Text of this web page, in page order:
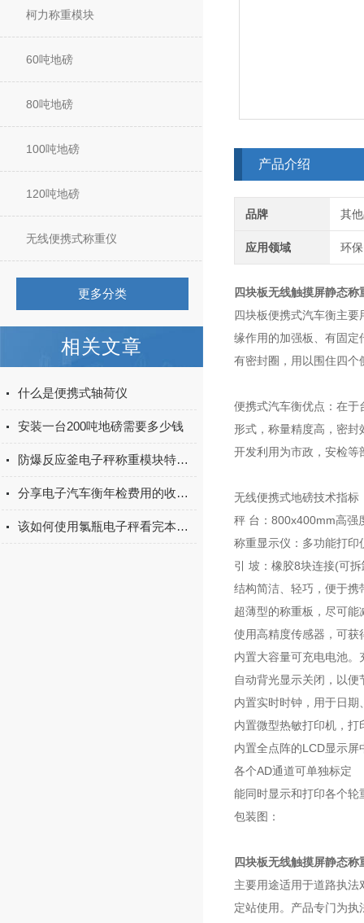
柯力称重模块
60吨地磅
80吨地磅
100吨地磅
120吨地磅
无线便携式称重仪
更多分类
相关文章
什么是便携式轴荷仪
安装一台200吨地磅需要多少钱
防爆反应釜电子秤称重模块特点及应用
分享电子汽车衡年检费用的收取标准
该如何使用氯瓶电子秤看完本篇你就知道了
产品介绍
品牌 其
应用领域 环
四块板无线触摸屏静态称
四块板便携式汽车衡主
缘作用的加强板、有固
有密封圈，用以围住四
便携式汽车衡优点：在
形式，称量精度高，密
开发利用为市政，安检等
无线便携式地磅技术指标
秤 台：800x400mm高强
称重显示仪：多功能打印
引 坡：橡胶8块连接(可
结构简洁、轻巧，便于携
超薄型的称重板，尽可
使用高精度传感器，可获
内置大容量可充电电池
自动背光显示关闭，以便
内置实时时钟，用于日期
内置微型热敏打印机，打
内置全点阵的LCD显示
各个AD通道可单独标定
能同时显示和打印各个
包装图：
四块板无线触摸屏静态称
主要用途适用于道路执
定站使用。产品专门为